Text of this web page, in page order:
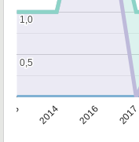
2014 2016 2017
0,5
0,5
1,0
1,0